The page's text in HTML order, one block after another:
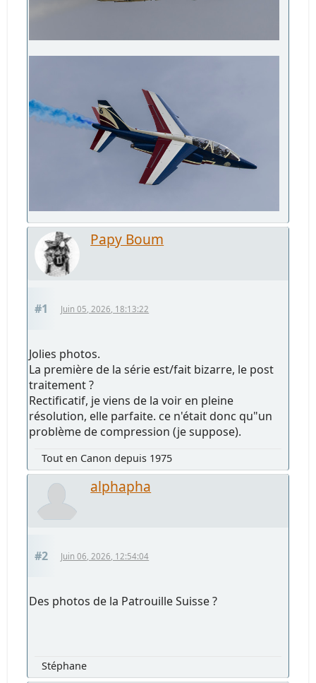
Papy Boum
#1 Juin 05, 2026, 18:13:22
Jolies photos.
La première de la série est/fait bizarre, le post
traitement ?
Rectificatif, je viens de la voir en pleine
résolution, elle parfaite. ce n'était donc qu"un
problème de compression (je suppose).
Tout en Canon depuis 1975
alphapha
#2 Juin 06, 2026, 12:54:04
Des photos de la Patrouille Suisse ?
Stéphane